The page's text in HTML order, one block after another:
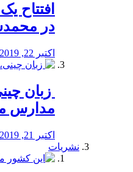
افتتاح
در
اکتبر 22, 2019
زبان
مدارس
اکتبر 21, 2019
نشریات